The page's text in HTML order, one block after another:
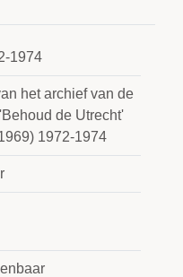
1974
het archief van de
de Utrecht'
1972-1974